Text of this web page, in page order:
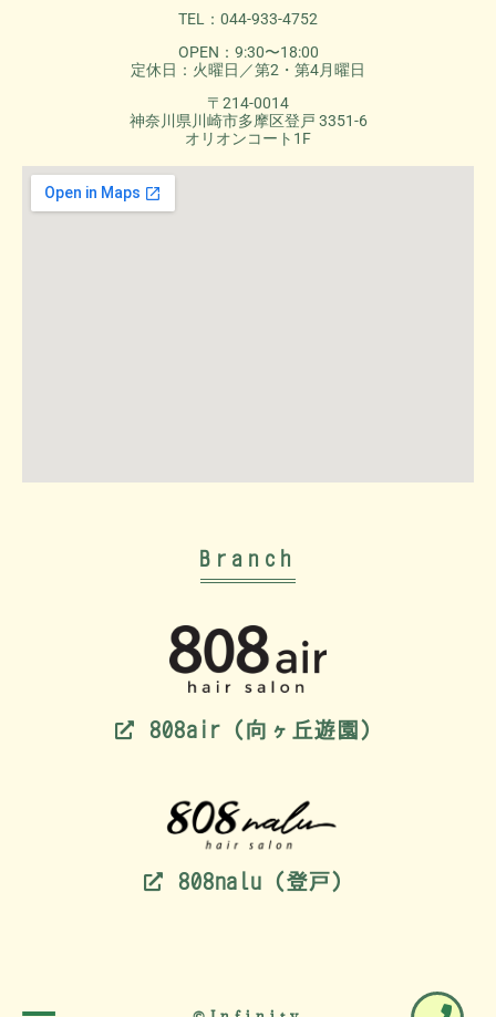
TEL：044-933-4752
OPEN：9:30〜18:00
定休日：火曜日／第2・第4月曜日
〒214-0014
神奈川県川崎市多摩区登戸 3351-6
オリオンコート1F
Branch
808air（向ヶ丘遊園）
808nalu（登戸）